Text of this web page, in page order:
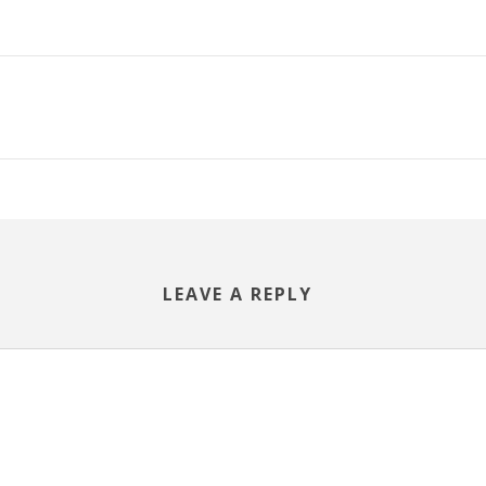
LEAVE A REPLY